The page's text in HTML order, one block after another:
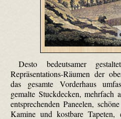
Desto bedeutsamer
Repräsentations-Räumen der
das gesamte Vorderhaus
gemalte Stuckdecken, mehrfach
entsprechenden Paneelen,
Kamine und kostbare Tapeten,